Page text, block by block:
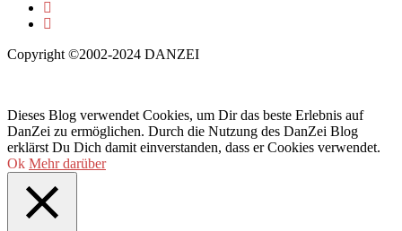
Copyright ©2002-2024 DANZEI
Dieses Blog verwendet Cookies, um Dir das beste Erlebnis auf
DanZei zu ermöglichen. Durch die Nutzung des DanZei Blog
erklärst Du Dich damit einverstanden, dass er Cookies verwendet.
Ok Mehr darüber